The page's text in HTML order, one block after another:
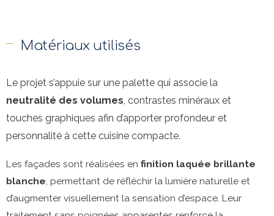
Matériaux utilisés
Le projet s’appuie sur une palette qui associe la
neutralité des volumes, contrastes minéraux et
touches graphiques afin d’apporter profondeur et
personnalité à cette cuisine compacte.
Les façades sont réalisées en finition laquée brillante
blanche, permettant de réfléchir la lumière naturelle et
d’augmenter visuellement la sensation d’espace. Leur